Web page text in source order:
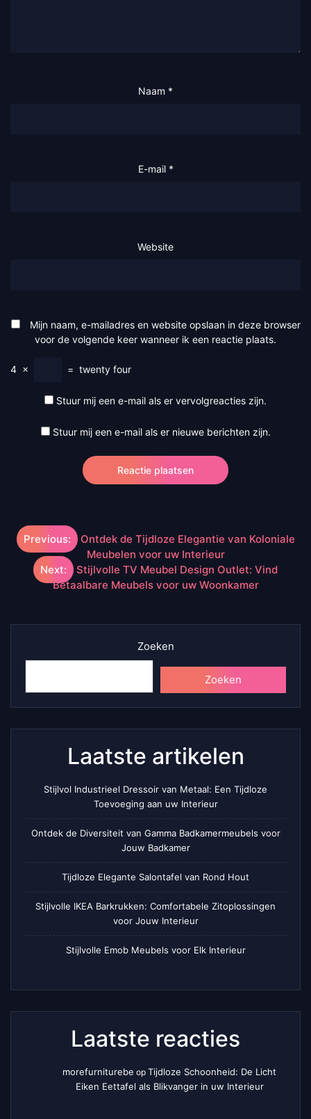
Naam *
E-mail *
Website
Mijn naam, e-mailadres en website opslaan in deze browser
voor de volgende keer wanneer ik een reactie plaats.
4 × = twenty four
Stuur mij een e-mail als er vervolgreacties zijn.
Stuur mij een e-mail als er nieuwe berichten zijn.
Berichtnavigatie
Previous:
Ontdek de Tijdloze Elegantie van Koloniale
Meubelen voor uw Interieur
Next:
Stijlvolle TV Meubel Design Outlet: Vind
Betaalbare Meubels voor uw Woonkamer
Zoeken
Zoeken
Laatste artikelen
Stijlvol Industrieel Dressoir van Metaal: Een Tijdloze
Toevoeging aan uw Interieur
Ontdek de Diversiteit van Gamma Badkamermeubels voor
Jouw Badkamer
Tijdloze Elegante Salontafel van Rond Hout
Stijlvolle IKEA Barkrukken: Comfortabele Zitoplossingen
voor Jouw Interieur
Stijlvolle Emob Meubels voor Elk Interieur
Laatste reacties
morefurniturebe op Tijdloze Schoonheid: De Licht
Eiken Eettafel als Blikvanger in uw Interieur